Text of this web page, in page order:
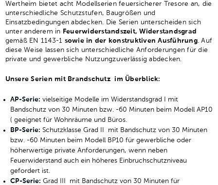
Wertheim bietet acht Modellserien feuersicherer Tresore an, die
unterschiedliche Schutzstufen, Baugrößen und
Einsatzbedingungen abdecken. Die Serien unterscheiden sich
unter anderem in Feuerwiderstandszeit, Widerstandsgrad
gemäß EN 1143-1 sowie in der konstruktiven Ausführung. Auf
diese Weise lassen sich unterschiedliche Anforderungen für die
private und gewerbliche Nutzungzuverlässig abdecken.
Unsere Serien mit Brandschutz im Überblick:
AP-Serie: vielseitige Modelle im Widerstandsgrad I mit
Bandschutz von 30 Minuten bzw. -60 Minuten beim Modell AP10
( geeignet für Wohnräume und Büros.
BP-Serie: Schutzklasse Grad II mit Bandschutz von 30 Minuten
bzw. -60 Minuten beim Modell BP10 für gewerbliche oder
höherwertige private Anforderungen, wenn neben
Feuerwiderstand auch ein höheres Einbruchschutzniveau
gefordert ist.
CP-Serie: Grad III mit Bandschutz von 30 Minuten für